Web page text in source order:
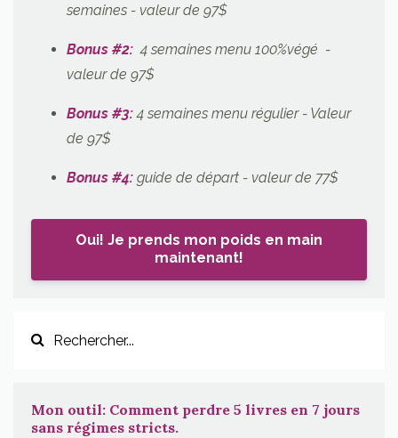
semaines - valeur de 97$
Bonus #2: 4 semaines menu 100%végé -
valeur de 97$
Bonus #3: 4 semaines menu régulier - Valeur
de 97$
Bonus #4: guide de départ - valeur de 77$
Oui! Je prends mon poids en main
maintenant!
Mon outil: Comment perdre 5 livres en 7 jours
sans régimes stricts.